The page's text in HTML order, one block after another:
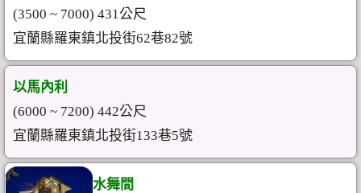
(3500 ~ 7000) 431公尺
宜蘭縣羅東鎮北投街62巷82號
以馬內利
(6000 ~ 7200) 442公尺
宜蘭縣羅東鎮北投街133巷5號
水舞間